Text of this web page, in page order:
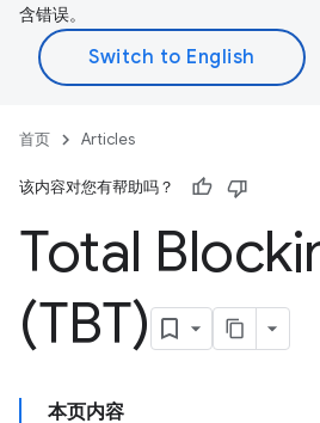
含错误。
首页 Articles
该内容对您有帮助吗？
Total
(TBT)
本页内容